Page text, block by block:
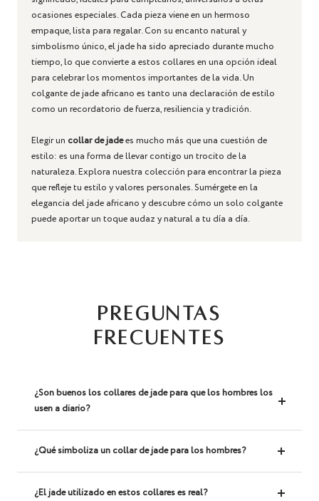
ocasiones especiales. Cada pieza viene en un hermoso
empaque, lista para regalar. Con su encanto natural y
simbolismo único, el jade ha sido apreciado durante mucho
tiempo, lo que convierte a estos collares en una opción ideal
para celebrar los momentos importantes de la vida. Un
colgante de jade africano es tanto una declaración de estilo
como un recordatorio de fuerza, resiliencia y tradición.
Elegir un collar de jadees mucho más que una cuestión de
estilo: es una forma de llevar contigo un trocito de la
naturaleza. Explora nuestra colección para encontrar la pieza
que refleje tu estilo y valores personales. Sumérgete en la
elegancia del jade africano y descubre cómo un solo colgante
puede aportar un toque audaz y natural a tu día a día.
PREGUNTAS
FRECUENTES
¿Son buenos los collares de jade para que los hombres los
usen a diario?
¿Qué simboliza un collar de jade para los hombres?
¿El jade utilizado en estos collares es real?